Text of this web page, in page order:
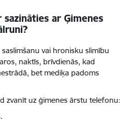
sazināties ar Ģimenes
vai hronisku slimību
naktīs, brīvdienās, kad
bet mediķa padoms
zvanīt uz ģimenes ārstu telefonu: